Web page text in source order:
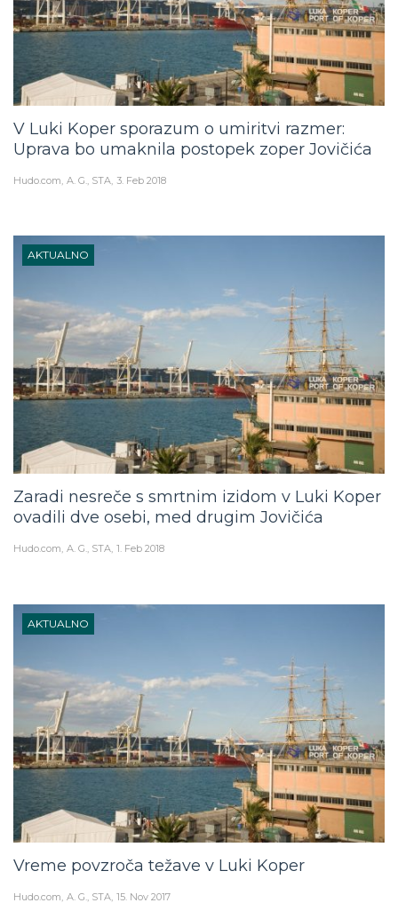
V Luki Koper sporazum o umiritvi razmer:
Uprava bo umaknila postopek zoper Jovičića
Hudo.com A. G., STA 3. Feb 2018
AKTUALNO
Zaradi nesreče s smrtnim izidom v Luki Koper
ovadili dve osebi, med drugim Jovičića
Hudo.com A. G., STA 1. Feb 2018
AKTUALNO
Vreme povzroča težave v Luki Koper
Hudo.com A. G., STA 15. Nov 2017